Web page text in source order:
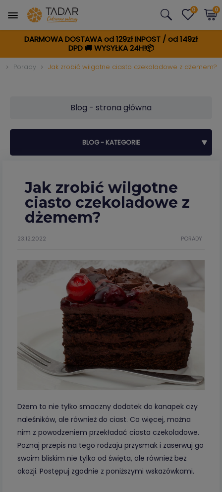
DARMOWA DOSTAWA od 129zł INPOST / od 149zł
DPD🚚WYSYŁKA 24H!📦
0 0
Porady Jak zrobić wilgotne ciasto czekoladowe z dżemem?
BLOG - KATEGORIE
Blog - strona główna
Jak zrobić wilgotne
ciasto czekoladowe z
dżemem?
PORADY
23.12.2022
Dżem to nie tylko smaczny dodatek do kanapek czy
naleśników, ale również do ciast. Co więcej, można
nim z powodzeniem przekładać ciasta czekoladowe.
Poznaj przepis na tego rodzaju przysmak i zaserwuj go
swoim bliskim nie tylko od święta, ale również bez
okazji. Postępuj zgodnie z poniższymi wskazówkami.